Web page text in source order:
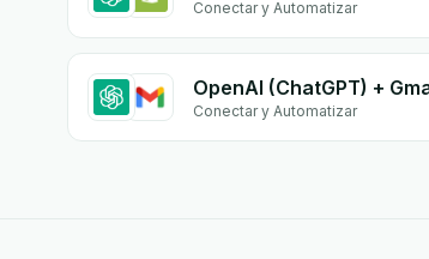
Conectar y Automatizar
OpenAI (ChatGPT) +
Conectar y Automatizar